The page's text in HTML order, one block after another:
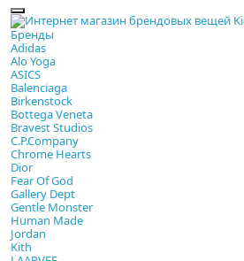
Бренды
Adidas
Alo Yoga
ASICS
Balenciaga
Birkenstock
Bottega Veneta
Bravest Studios
C.P.Company
Chrome Hearts
Dior
Fear Of God
Gallery Dept
Gentle Monster
Human Made
Jordan
Kith